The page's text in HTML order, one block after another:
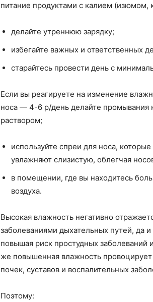
питание продуктами с калием (изюмом,
делайте утреннюю зарядку;
избегайте важных и ответственных
старайтесь провести день с
Если вы реагируете на изменение
носа — 4-6 р/день делайте промывания
раствором;
используйте спреи для носа,
увлажняют слизистую, облегчая
в помещении, где вы находитесь
воздуха.
Высокая влажность негативно
заболеваниями дыхательных путей, да
повышая риск простудных
же повышенная влажность
почек, суставов и воспалительных
Поэтому: